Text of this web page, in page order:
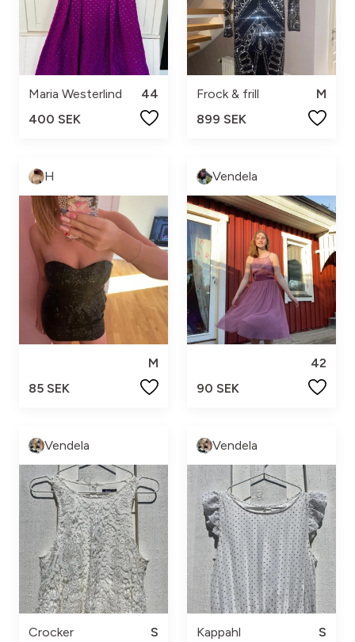
Maria Westerlind
44
400 SEK
Frock & frill
M
899 SEK
H
M
85 SEK
Vendela
42
90 SEK
Vendela
Crocker S
Vendela
Kappahl S